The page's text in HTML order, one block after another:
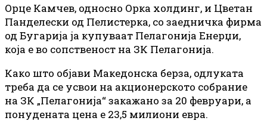
Орце Камчев, односно Орка холдинг, и Цветан
Панделески од Пелистерка, со заедничка фирма
од Бугарија ја купуваат Пелагонија Енерџи,
која е во сопственост на ЗК Пелагонија.
Како што објави Македонска берза, одлуката
треба да се усвои на акционерското собрание
на ЗК „Пелагонија“ закажано за 20 февруари, а
понудената цена е 23,5 милиони евра.